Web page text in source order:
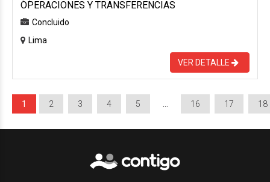
OPERACIONES Y TRANSFERENCIAS
Concluido
Lima
VER DETALLE
1 2 3 4 5 16 17 18